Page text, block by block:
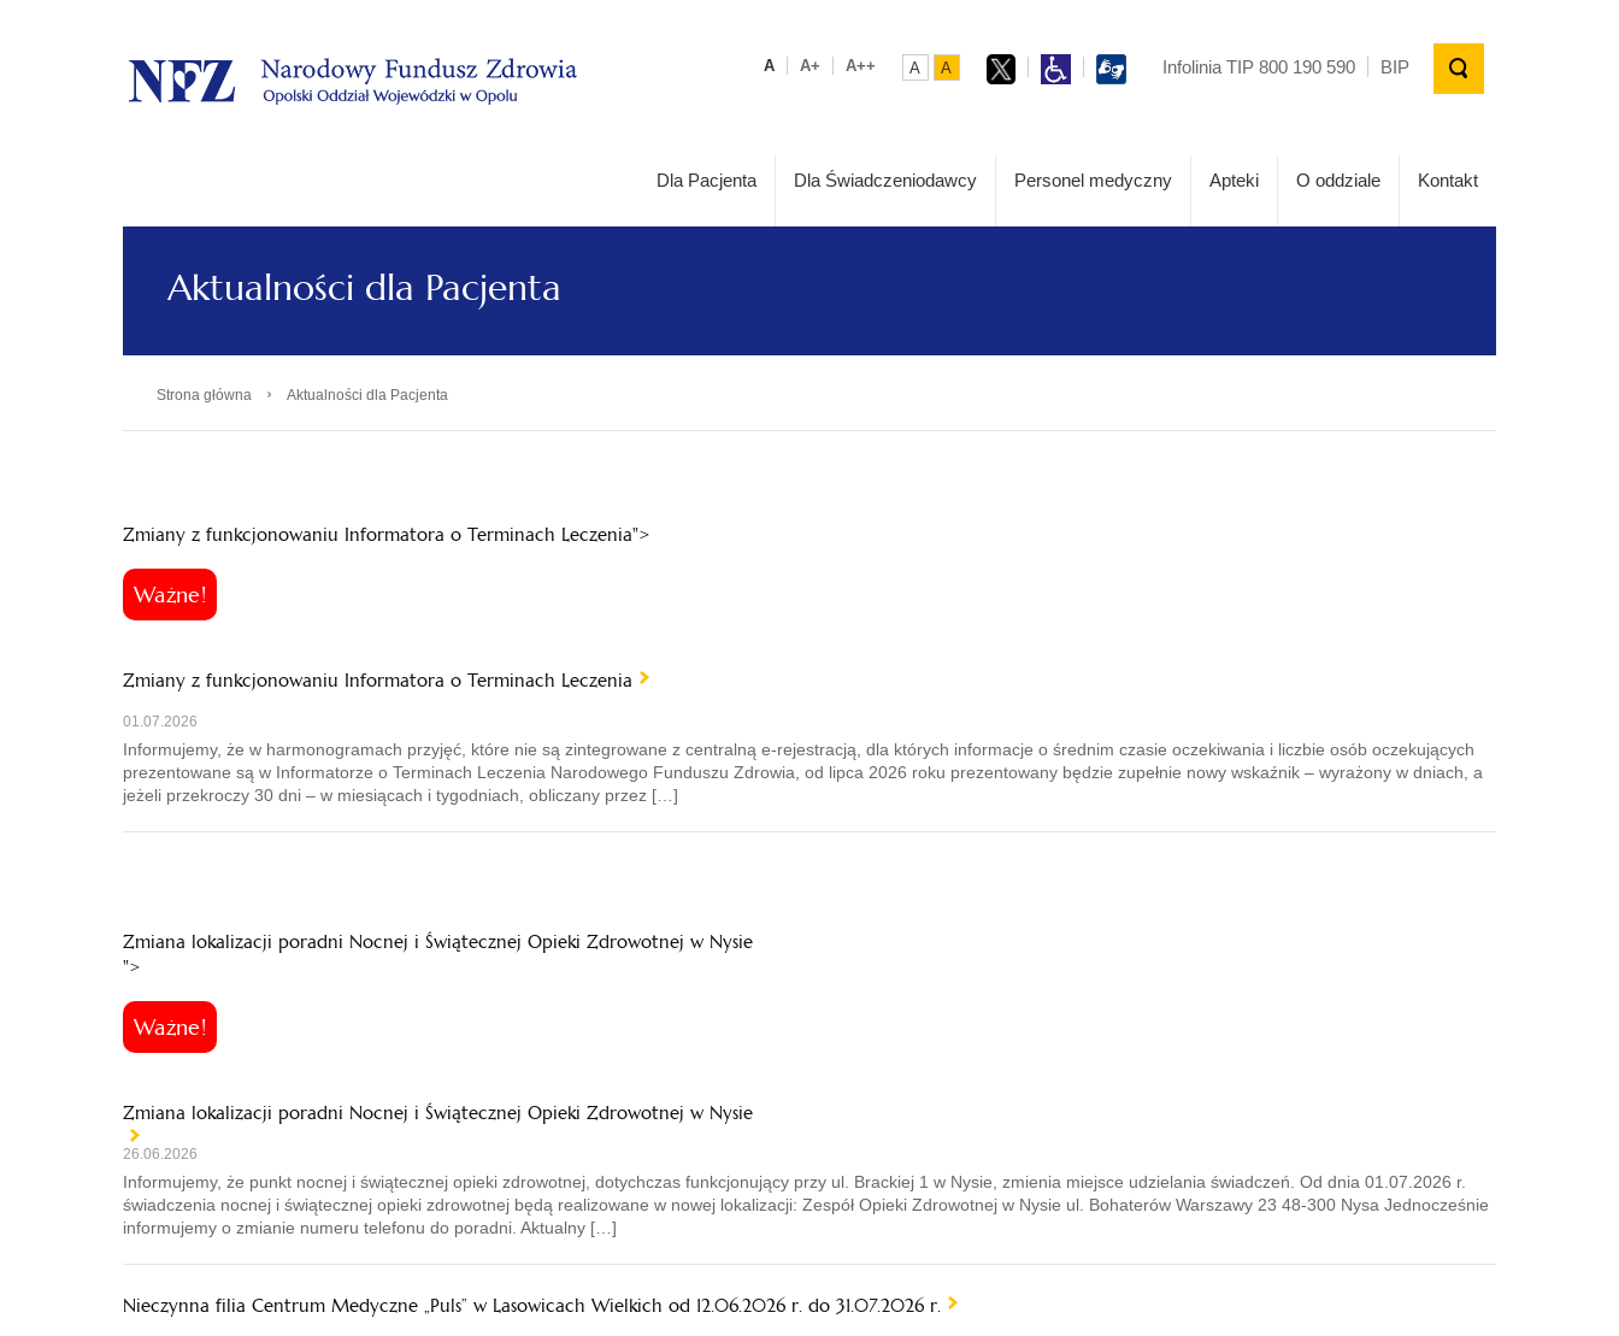
. A A+ A++ A A Infolinia TIP 800 190 590 BIP
Dla Pacjenta Dla Świadczeniodawcy Personel medyczny Apteki O oddziale Kontakt
Aktualności dla Pacjenta
Strona główna › Aktualności dla Pacjenta
Zmiany z funkcjonowaniu Informatora o Terminach Leczenia">
Ważne!
Zmiany z funkcjonowaniu Informatora o Terminach Leczenia
01.07.2026
Informujemy, że w harmonogramach przyjęć, które nie są zintegrowane z centralną e-rejestracją, dla których informacje o średnim czasie oczekiwania i liczbie osób oczekujących
prezentowane są w Informatorze o Terminach Leczenia Narodowego Funduszu Zdrowia, od lipca 2026 roku prezentowany będzie zupełnie nowy wskaźnik – wyrażony w dniach, a
jeżeli przekroczy 30 dni – w miesiącach i tygodniach, obliczany przez […]
Zmiana lokalizacji poradni Nocnej i Świątecznej Opieki Zdrowotnej w Nysie
">
Ważne!
Zmiana lokalizacji poradni Nocnej i Świątecznej Opieki Zdrowotnej w Nysie
26.06.2026
Informujemy, że punkt nocnej i świątecznej opieki zdrowotnej, dotychczas funkcjonujący przy ul. Brackiej 1 w Nysie, zmienia miejsce udzielania świadczeń. Od dnia 01.07.2026 r.
świadczenia nocnej i świątecznej opieki zdrowotnej będą realizowane w nowej lokalizacji: Zespół Opieki Zdrowotnej w Nysie ul. Bohaterów Warszawy 23 48-300 Nysa Jednocześnie
informujemy o zmianie numeru telefonu do poradni. Aktualny […]
Nieczynna filia Centrum Medyczne „Puls” w Lasowicach Wielkich od 12.06.2026 r. do 31.07.2026 r.